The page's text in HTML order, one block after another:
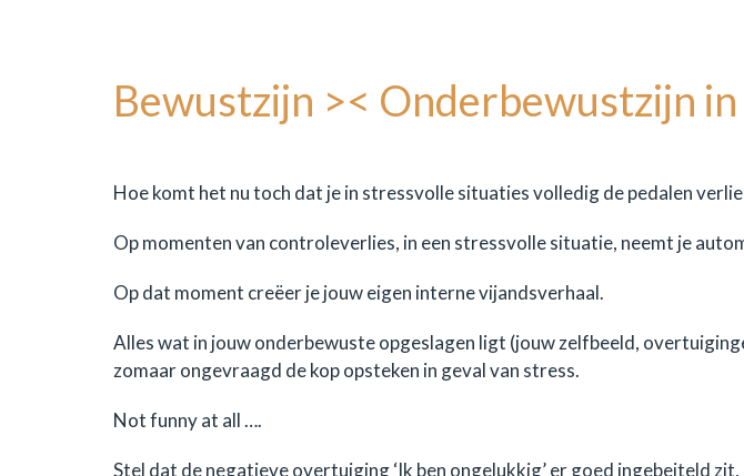
Bewustzijn >< Onderbewustzijn
Hoe komt het nu toch dat je in stressvolle situaties volledig de pedalen
Op momenten van controleverlies, in een stressvolle situatie, neemt je
Op dat moment creëer je jouw eigen interne vijandsverhaal.
Alles wat in jouw onderbewuste opgeslagen ligt (jouw zelfbeeld,
zomaar ongevraagd de kop opsteken in geval van stress.
Not funny at all ….
Stel dat de negatieve overtuiging ‘Ik ben ongelukkig’ er goed ingebeiteld